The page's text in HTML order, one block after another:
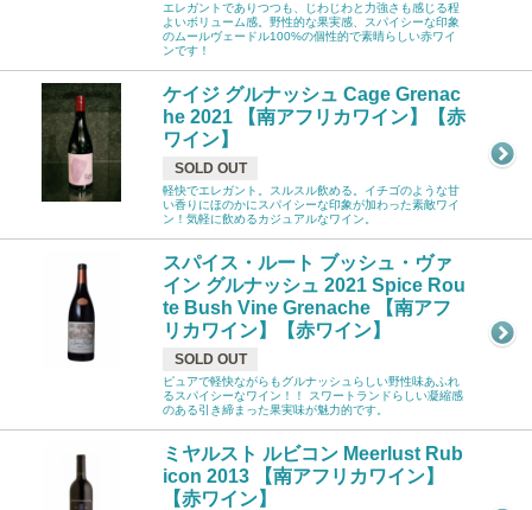
エレガントでありつつも、じわじわと力強さも感じる程
よいボリューム感。野性的な果実感、スパイシーな印象
のムールヴェードル100%の個性的で素晴らしい赤ワイ
ンです！
ケイジ グルナッシュ Cage Grenac
he 2021 【南アフリカワイン】【赤
ワイン】
SOLD OUT
軽快でエレガント。スルスル飲める。イチゴのような甘
い香りにほのかにスパイシーな印象が加わった素敵ワイ
ン！気軽に飲めるカジュアルなワイン。
スパイス・ルート ブッシュ・ヴァ
イン グルナッシュ 2021 Spice Rou
te Bush Vine Grenache 【南アフ
リカワイン】【赤ワイン】
SOLD OUT
ピュアで軽快ながらもグルナッシュらしい野性味あふれ
るスパイシーなワイン！！ スワートランドらしい凝縮感
のある引き締まった果実味が魅力的です。
ミヤルスト ルビコン Meerlust Rub
icon 2013 【南アフリカワイン】
【赤ワイン】